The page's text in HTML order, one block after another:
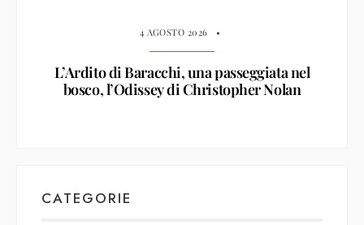
4 AGOSTO 2026 •
L’Ardito di Baracchi, una passeggiata nel
bosco, l’Odissey di Christopher Nolan
CATEGORIE